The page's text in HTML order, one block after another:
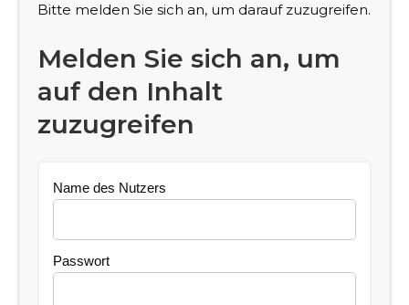
Bitte melden Sie sich an, um darauf zuzugreifen.
Melden Sie sich an, um
auf den Inhalt
zuzugreifen
Name des Nutzers
Passwort